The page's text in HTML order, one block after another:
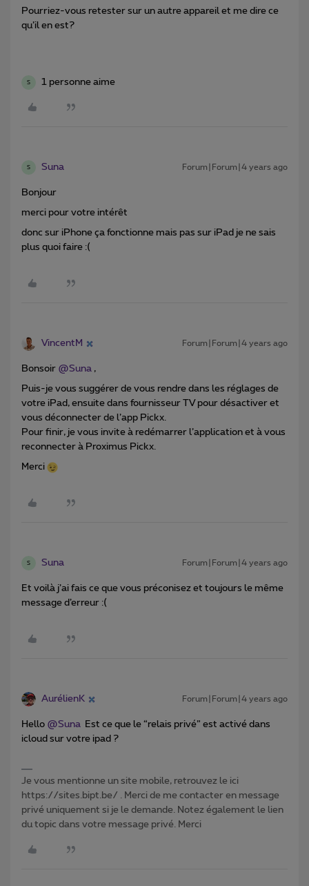
Pourriez-vous retester sur un autre appareil et me dire ce
qu’il en est?
S 1 personne aime
S Suna Forum|Forum|4 years ago
Bonjour
merci pour votre intérêt
donc sur iPhone ça fonctionne mais pas sur iPad je ne sais
plus quoi faire :(
VincentM Forum|Forum|4 years ago
Bonsoir @Suna ,
Puis-je vous suggérer de vous rendre dans les réglages de
votre iPad, ensuite dans fournisseur TV pour désactiver et
vous déconnecter de l’app Pickx.
Pour finir, je vous invite à redémarrer l’application et à vous
reconnecter à Proximus Pickx.
Merci
S Suna Forum|Forum|4 years ago
Et voilà j’ai fais ce que vous préconisez et toujours le même
message d’erreur :(
AurélienK Forum|Forum|4 years ago
Hello @Suna Est ce que le “relais privé” est activé dans
icloud sur votre ipad ?
Je vous mentionne un site mobile, retrouvez le ici
https://sites.bipt.be/ . Merci de me contacter en message
privé uniquement si je le demande. Notez également le lien
du topic dans votre message privé. Merci